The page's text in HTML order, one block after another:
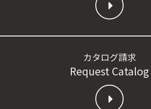
カタログ請求
Request Catalog